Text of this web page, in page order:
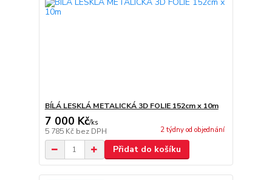
BÍLÁ LESKLÁ METALICKÁ 3D FOLIE 152cm x 10m
7 000 Kč/ks
5 785 Kč bez DPH 2 týdny od objednání
Přidat do košíku